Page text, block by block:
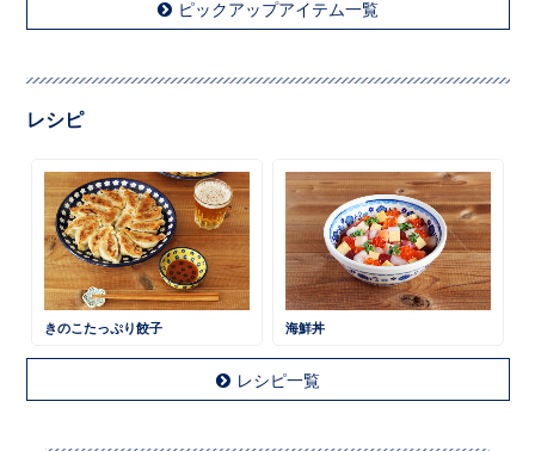
ピックアップアイテム一覧
レシピ
きのこたっぷり餃子 海鮮丼
レシピ一覧